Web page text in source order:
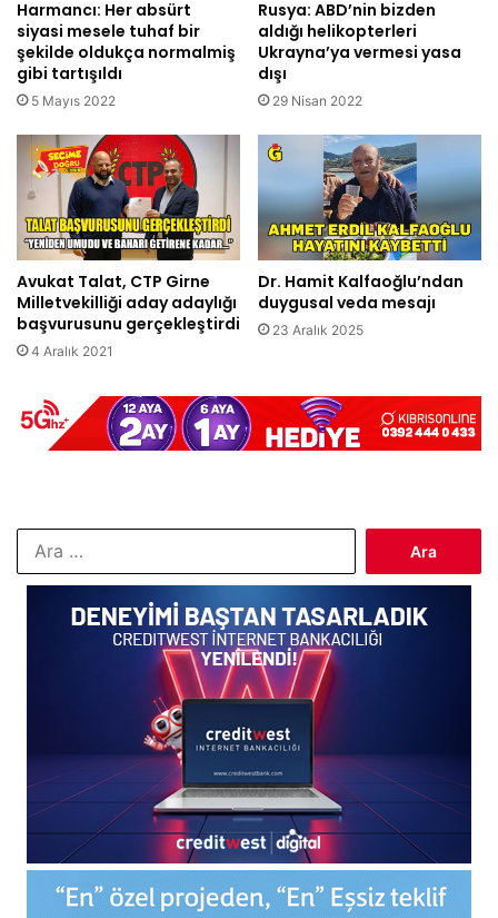
Harmancı: Her absürt
siyasi mesele tuhaf bir
şekilde oldukça normalmiş
gibi tartışıldı
5 Mayıs 2022
Rusya: ABD’nin bizden
aldığı helikopterleri
Ukrayna’ya vermesi yasa
dışı
29 Nisan 2022
Avukat Talat, CTP Girne
Milletvekilliği aday adaylığı
başvurusunu gerçekleştirdi
4 Aralık 2021
Dr. Hamit Kalfaoğlu’ndan
duygusal veda mesajı
23 Aralık 2025